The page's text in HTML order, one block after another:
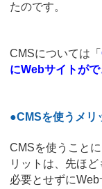
たのです。
CMSについては「
にWebサイトが
●CMSを使うメリ
CMSを使うこと
リットは、先ほ
必要とせずに